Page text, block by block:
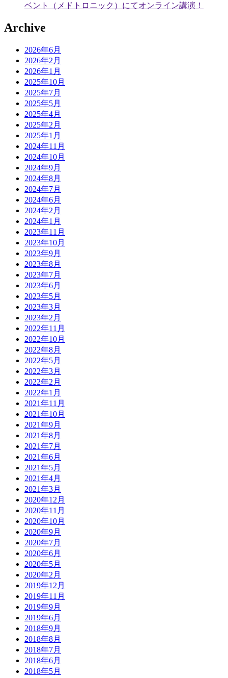
ベント（メドトロニック）にてオンライン講演！
Archive
2026年6月
2026年2月
2026年1月
2025年10月
2025年7月
2025年5月
2025年4月
2025年2月
2025年1月
2024年11月
2024年10月
2024年9月
2024年8月
2024年7月
2024年6月
2024年2月
2024年1月
2023年11月
2023年10月
2023年9月
2023年8月
2023年7月
2023年6月
2023年5月
2023年3月
2023年2月
2022年11月
2022年10月
2022年8月
2022年5月
2022年3月
2022年2月
2022年1月
2021年11月
2021年10月
2021年9月
2021年8月
2021年7月
2021年6月
2021年5月
2021年4月
2021年3月
2020年12月
2020年11月
2020年10月
2020年9月
2020年7月
2020年6月
2020年5月
2020年2月
2019年12月
2019年11月
2019年9月
2019年6月
2018年9月
2018年8月
2018年7月
2018年6月
2018年5月